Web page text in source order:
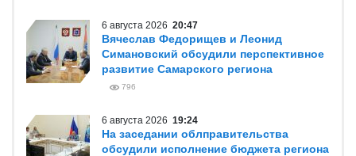
6 августа 2026 20:47
Вячеслав Федорищев и Леонид
Симановский обсудили перспективное
развитие Самарского региона
796
6 августа 2026 19:24
На заседании облправительства
обсудили исполнение бюджета региона